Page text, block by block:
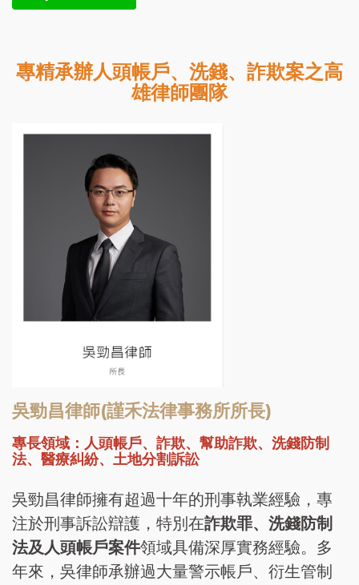
專精承辦人頭帳戶、洗錢、詐欺案之高
雄律師團隊
吳勁昌律師(謹禾法律事務所所長)
專長領域：人頭帳戶、詐欺、幫助詐欺、洗錢防制
法、醫療糾紛、土地分割訴訟
吳勁昌律師擁有超過十年的刑事執業經驗，專
注於刑事訴訟辯護，特別在詐欺罪、洗錢防制
法及人頭帳戶案件領域具備深厚實務經驗。多
年來，吳律師承辦過大量警示帳戶、衍生管制